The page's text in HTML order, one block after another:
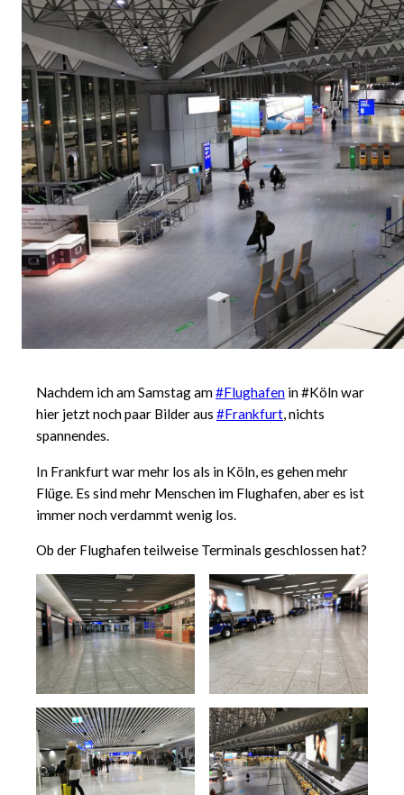
Nachdem ich am Samstag am#Flughafen in #Köln war
hier jetzt noch paar Bilder aus #Frankfurt, nichts
spannendes.
In Frankfurt war mehr los als in Köln, es gehen mehr
Flüge. Es sind mehr Menschen im Flughafen, aber es ist
immer noch verdammt wenig los.
Ob der Flughafen teilweise Terminals geschlossen hat?